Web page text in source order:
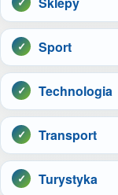
Sport
Technologia
Transport
Turystyka